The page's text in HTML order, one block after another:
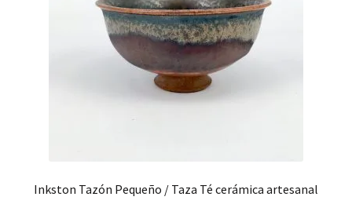
Inkston Tazón Pequeño / Taza Té cerámica artesanal